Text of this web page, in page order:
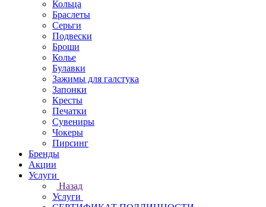
Кольца
Браслеты
Серьги
Подвески
Броши
Колье
Булавки
Зажимы для галстука
Запонки
Кресты
Печатки
Сувениры
Чокеры
Пирсинг
Бренды
Акции
Услуги
Назад
Услуги